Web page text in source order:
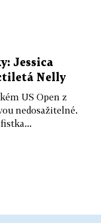
Jessica
Nelly
US Open z
nedosažitelné.